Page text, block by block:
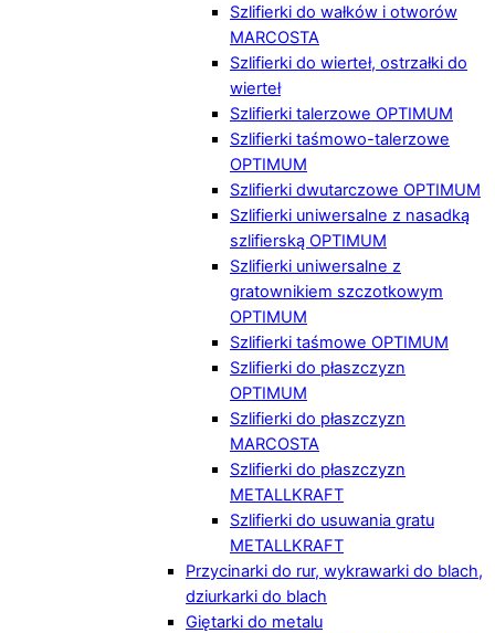
Szlifierki do wałków i otworów
MARCOSTA
Szlifierki do wierteł, ostrzałki do
wierteł
Szlifierki talerzowe OPTIMUM
Szlifierki taśmowo-talerzowe
OPTIMUM
Szlifierki dwutarczowe OPTIMUM
Szlifierki uniwersalne z nasadką
szlifierską OPTIMUM
Szlifierki uniwersalne z
gratownikiem szczotkowym
OPTIMUM
Szlifierki taśmowe OPTIMUM
Szlifierki do płaszczyzn
OPTIMUM
Szlifierki do płaszczyzn
MARCOSTA
Szlifierki do płaszczyzn
METALLKRAFT
Szlifierki do usuwania gratu
METALLKRAFT
Przycinarki do rur, wykrawarki do blach,
dziurkarki do blach
Giętarki do metalu